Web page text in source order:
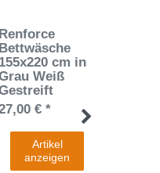
Renforce
Bettwäsche
155x220 cm in
Weiß
€ *
Artikel
anzeigen